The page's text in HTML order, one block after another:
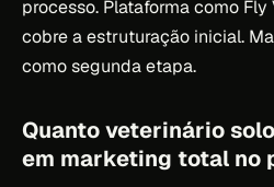
processo. Plataforma como
cobre a estruturação inicial.
como segunda etapa.
Quanto veterinário
em marketing total no